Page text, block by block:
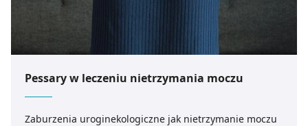
Pessary w leczeniu nietrzymania moczu
Zaburzenia uroginekologiczne jak nietrzymanie moczu